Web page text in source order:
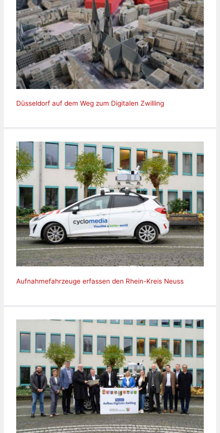
Düsseldorf auf dem Weg zum Digitalen Zwilling
Aufnahmefahrzeuge erfassen den Rhein-Kreis Neuss